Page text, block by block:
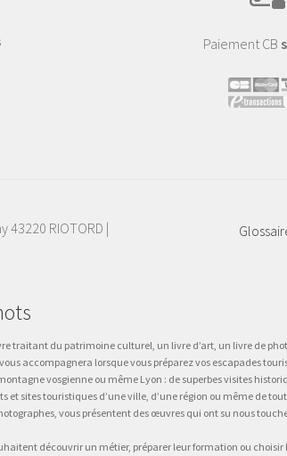
Paiement CB
43220 RIOTORD |
traitant du patrimoine culturel, un livre d’art, un livre de
accompagnera lorsque vous préparez vos escapades
vosgienne ou même Lyon : de superbes visites
et sites touristiques d’une ville, d’une région ou même de
vous présentent des œuvres qui ont su nous
découvrir un métier, préparer leur formation ou